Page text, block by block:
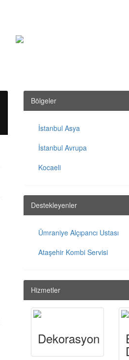
Bölgeler
İstanbul Asya
İstanbul Avrupa
Kocaeli
Destekleyenler
Ümraniye Alçıpancı Ustası
Ataşehir Kombi Servisi
Hizmetler
Dekorasyon